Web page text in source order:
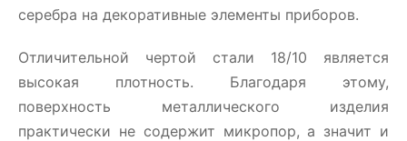
серебра на декоративные элементы приборов.
Отличительной чертой стали 18/10 является
высокая плотность. Благодаря этому,
поверхность металлического изделия
практически не содержит микропор, а значит и